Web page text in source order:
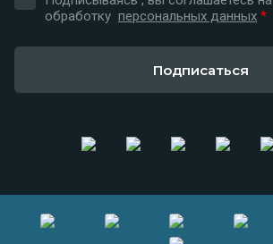
обработку персональных данных *
Подписаться